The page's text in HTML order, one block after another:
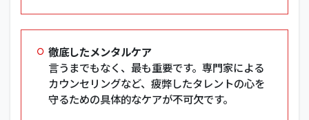
徹底したメンタルケア
言うまでもなく、最も重要です。専門家による
カウンセリングなど、疲弊したタレントの心を
守るための具体的なケアが不可欠です。